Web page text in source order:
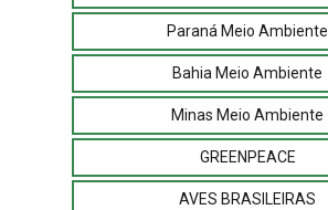
Paraná Meio Ambiente
Bahia Meio Ambiente
Minas Meio Ambiente
GREENPEACE
AVES BRASILEIRAS